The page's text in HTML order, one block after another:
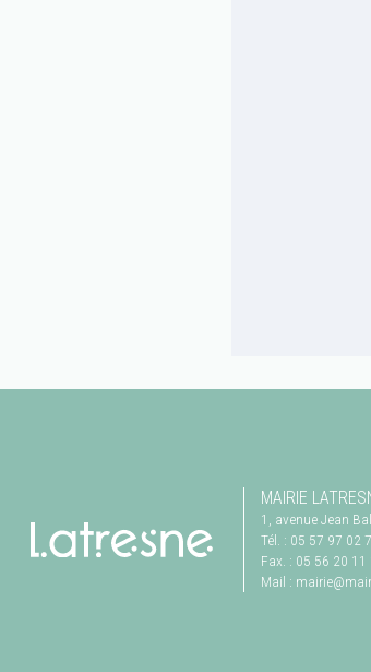
MAIRIE
1, avenue Jean
Tél. : 05 57 97 02
Fax. : 05 56 20 11
Mail :